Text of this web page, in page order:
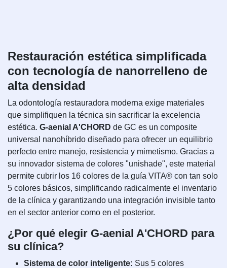
Restauración estética simplificada
con tecnología de nanorrelleno de
alta densidad
La odontología restauradora moderna exige materiales
que simplifiquen la técnica sin sacrificar la excelencia
estética. G-aenial A'CHORD de GC es un composite
universal nanohíbrido diseñado para ofrecer un equilibrio
perfecto entre manejo, resistencia y mimetismo. Gracias a
su innovador sistema de colores "unishade", este material
permite cubrir los 16 colores de la guía VITA® con tan solo
5 colores básicos, simplificando radicalmente el inventario
de la clínica y garantizando una integración invisible tanto
en el sector anterior como en el posterior.
¿Por qué elegir G-aenial A'CHORD para
su clínica?
Sistema de color inteligente: Sus 5 colores